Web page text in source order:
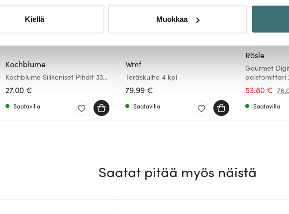
analysoimiseen. Lisäksi jaamme sosiaalisen median, mainosalan ja
tietoja siitä, miten käytät sivustoamme. Kumppanimme voivat yhdistää
Kiellä Muokkaa
Kochblume
Kochblume Silikoniset Pihdit 33
cm
27.00 €
Saatavilla
Wmf
Teräskulho 4 kpl
79.99 €
Saatavilla
Rösle
Gourmet
paistomittari
53.80 €
Saatavilla
Saatat pitää myös näistä